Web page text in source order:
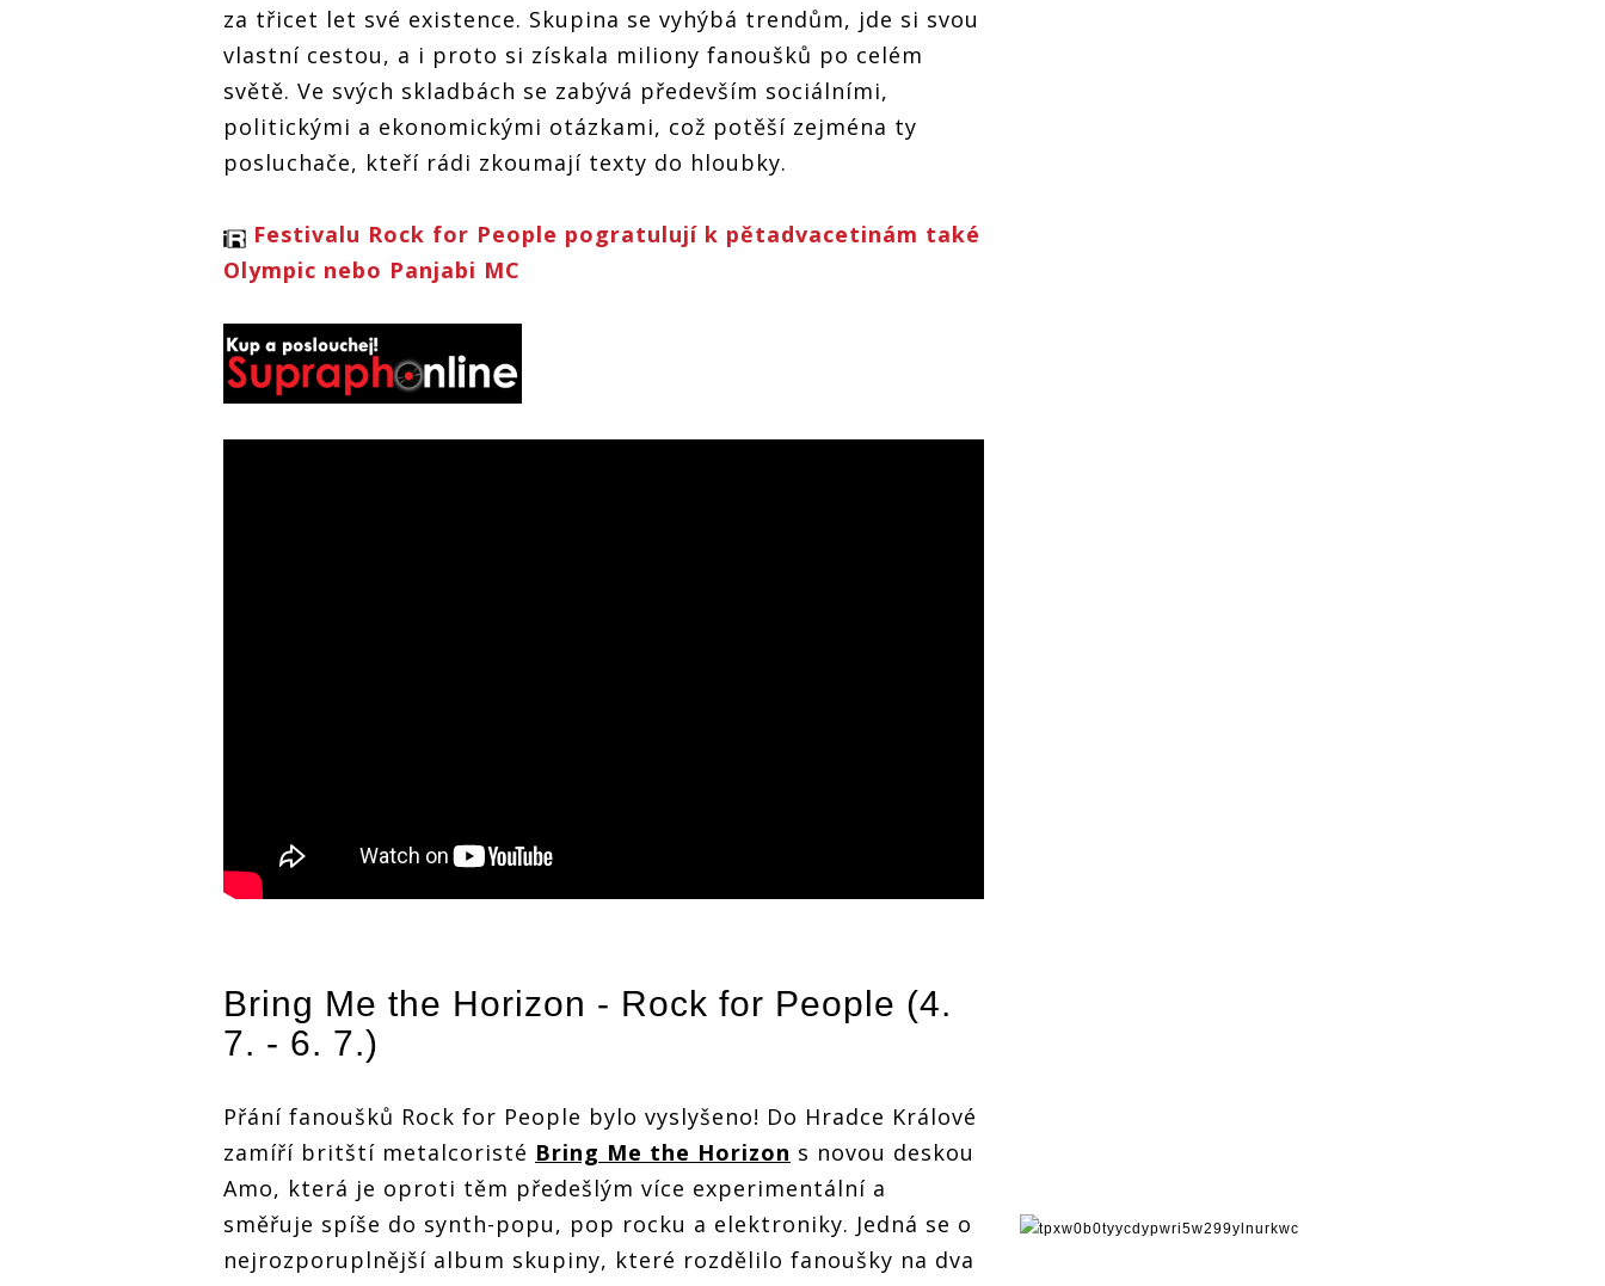
za třicet let své existence. Skupina se vyhýbá trendům, jde si svou
vlastní cestou, a i proto si získala miliony fanoušků po celém
světě. Ve svých skladbách se zabývá především sociálními,
politickými a ekonomickými otázkami, což potěší zejména ty
posluchače, kteří rádi zkoumají texty do hloubky.
Festivalu Rock for People pogratulují k pětadvacetinám také
Olympic nebo Panjabi MC
Bring Me the Horizon - Rock for People (4.
7. - 6. 7.)
Přání fanoušků Rock for People bylo vyslyšeno! Do Hradce Králové
zamíří britští metalcoristé Bring Me the Horizon s novou deskou
Amo, která je oproti těm předešlým více experimentální a
směřuje spíše do synth-popu, pop rocku a elektroniky. Jedná se o
nejrozporuplnější album skupiny, které rozdělilo fanoušky na dva